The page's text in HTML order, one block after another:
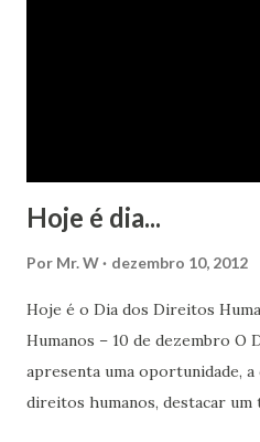
Hoje é dia...
Por Mr. W dezembro 10, 2012
Hoje é o Dia dos Direitos
Humanos – 10 de dezembro O
apresenta uma oportunidade, a
direitos humanos, destacar